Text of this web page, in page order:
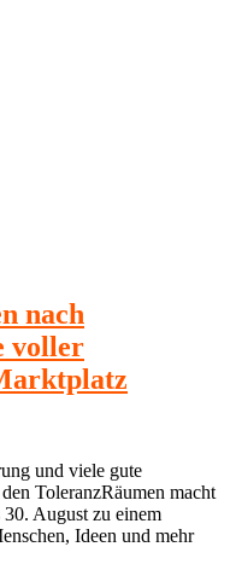
nach
voller
und viele gute
ToleranzRäumen macht
August zu einem
Ideen und mehr